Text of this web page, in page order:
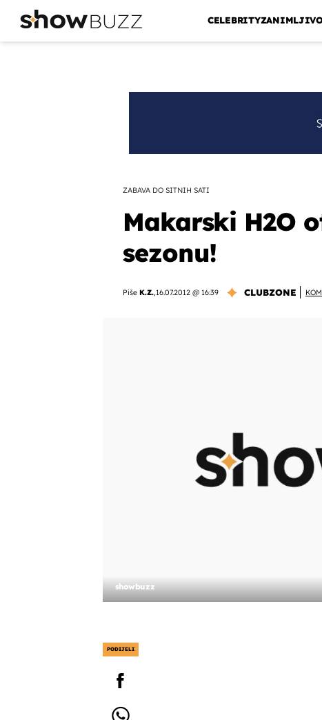
CELEBRITY
ZABAVA DO SITNIH SATI
Makarski H2O
sezonu!
Piše K.Z.,16.07.2012 @ 16:39 CLUBZONE
showbuzz
PODIJELI